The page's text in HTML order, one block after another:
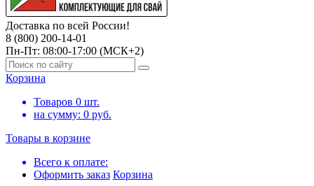
Доставка по всей России!
8 (800) 200-14-01
Пн-Пт: 08:00-17:00 (МСК+2)
Корзина
Товаров 0 шт.
на сумму: 0 руб.
Товары в корзине
Всего к оплате:
Оформить заказ Корзина